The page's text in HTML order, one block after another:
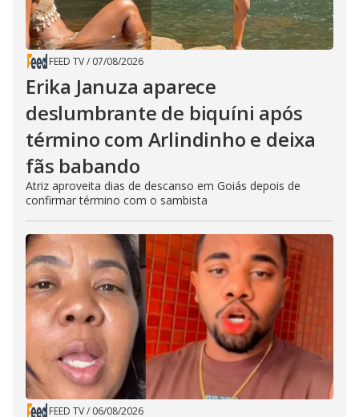
FEED TV/ 07/08/2026
Erika Januza aparece
deslumbrante de biquíni após
término com Arlindinho e deixa
fãs babando
Atriz aproveita dias de descanso em Goiás depois de
confirmar término com o sambista
FEED TV/ 06/08/2026